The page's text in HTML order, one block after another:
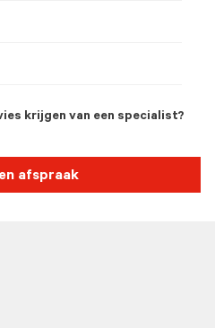
krijgen van een specialist?
afspraak